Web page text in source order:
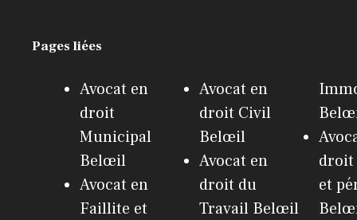
Pages liées
Avocat en
droit
Municipal
Belœil
Avocat en
Faillite et
Avocat en
droit Civil
Belœil
Avocat en
droit du
Travail Belœil
et